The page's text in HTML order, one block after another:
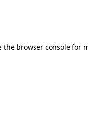
the browser console for